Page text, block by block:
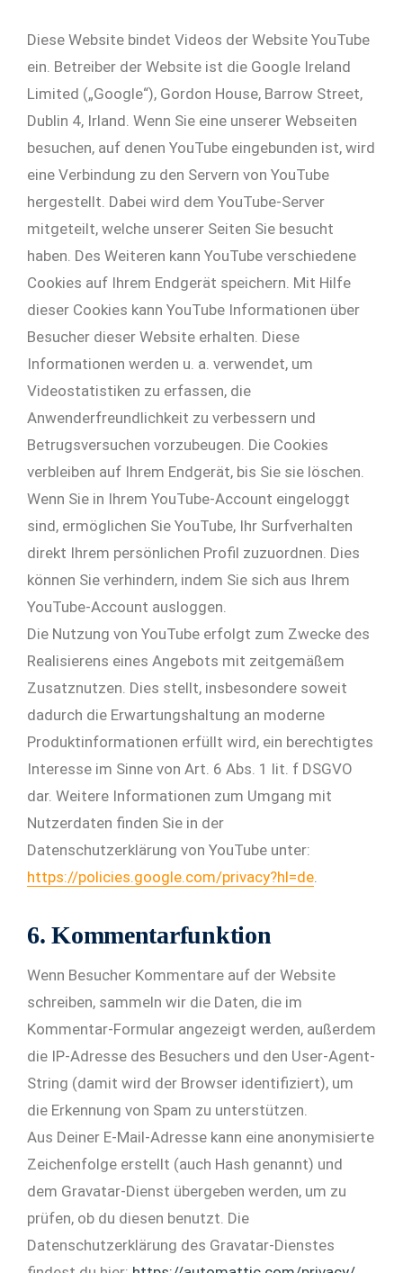
Diese Website bindet Videos der Website YouTube
ein. Betreiber der Website ist die Google Ireland
Limited („Google“), Gordon House, Barrow Street,
Dublin 4, Irland. Wenn Sie eine unserer Webseiten
besuchen, auf denen YouTube eingebunden ist, wird
eine Verbindung zu den Servern von YouTube
hergestellt. Dabei wird dem YouTube-Server
mitgeteilt, welche unserer Seiten Sie besucht
haben. Des Weiteren kann YouTube verschiedene
Cookies auf Ihrem Endgerät speichern. Mit Hilfe
dieser Cookies kann YouTube Informationen über
Besucher dieser Website erhalten. Diese
Informationen werden u. a. verwendet, um
Videostatistiken zu erfassen, die
Anwenderfreundlichkeit zu verbessern und
Betrugsversuchen vorzubeugen. Die Cookies
verbleiben auf Ihrem Endgerät, bis Sie sie löschen.
Wenn Sie in Ihrem YouTube-Account eingeloggt
sind, ermöglichen Sie YouTube, Ihr Surfverhalten
direkt Ihrem persönlichen Profil zuzuordnen. Dies
können Sie verhindern, indem Sie sich aus Ihrem
YouTube-Account ausloggen.
Die Nutzung von YouTube erfolgt zum Zwecke des
Realisierens eines Angebots mit zeitgemäßem
Zusatznutzen. Dies stellt, insbesondere soweit
dadurch die Erwartungshaltung an moderne
Produktinformationen erfüllt wird, ein berechtigtes
Interesse im Sinne von Art. 6 Abs. 1 lit. f DSGVO
dar. Weitere Informationen zum Umgang mit
Nutzerdaten finden Sie in der
Datenschutzerklärung von YouTube unter:
https://policies.google.com/privacy?hl=de.
6. Kommentarfunktion
Wenn Besucher Kommentare auf der Website
schreiben, sammeln wir die Daten, die im
Kommentar-Formular angezeigt werden, außerdem
die IP-Adresse des Besuchers und den User-Agent-
String (damit wird der Browser identifiziert), um
die Erkennung von Spam zu unterstützen.
Aus Deiner E-Mail-Adresse kann eine anonymisierte
Zeichenfolge erstellt (auch Hash genannt) und
dem Gravatar-Dienst übergeben werden, um zu
prüfen, ob du diesen benutzt. Die
Datenschutzerklärung des Gravatar-Dienstes